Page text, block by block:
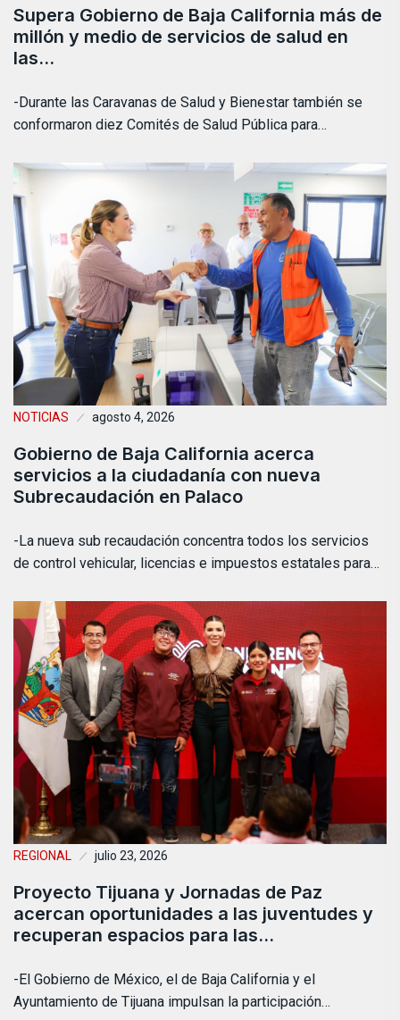
Supera Gobierno de Baja California más de
millón y medio de servicios de salud en
las…
-Durante las Caravanas de Salud y Bienestar también se
conformaron diez Comités de Salud Pública para…
NOTICIAS agosto 4, 2026
Gobierno de Baja California acerca
servicios a la ciudadanía con nueva
Subrecaudación en Palaco
-La nueva sub recaudación concentra todos los servicios
de control vehicular, licencias e impuestos estatales para…
REGIONAL julio 23, 2026
Proyecto Tijuana y Jornadas de Paz
acercan oportunidades a las juventudes y
recuperan espacios para las…
-El Gobierno de México, el de Baja California y el
Ayuntamiento de Tijuana impulsan la participación…